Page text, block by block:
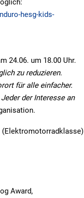
hesg-kids-
24.06. um 18.00 Uhr.
zu reduzieren.
für alle einfacher.
der Interesse an
(Elektromotorradklasse)
Award,